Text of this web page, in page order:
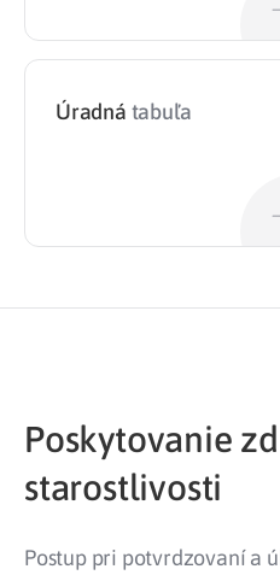
Úradná tabuľa
Poskytovanie
starostlivosti
Postup pri potvrdzovaní a